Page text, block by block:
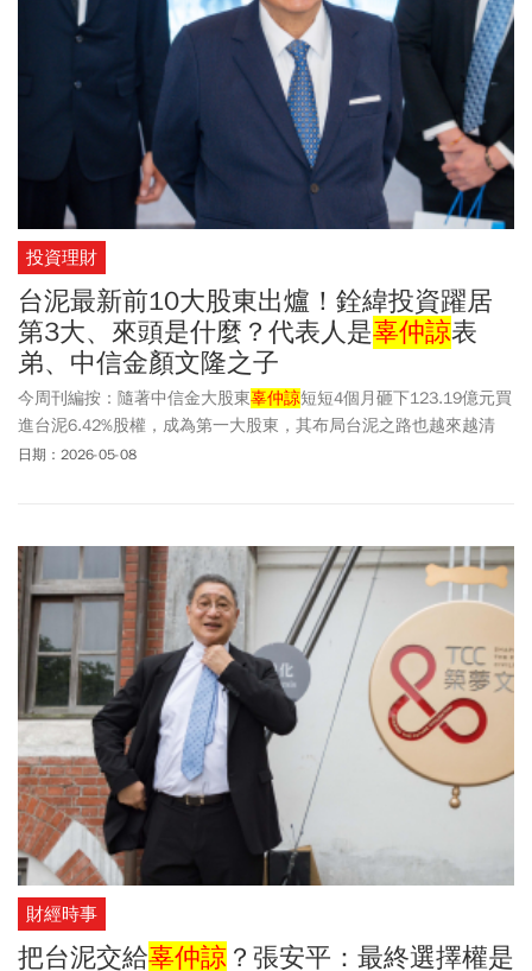
泥股價24.10元開出，漲幅0.62%。台泥股價自3月底的低檔22.5元反
彈，在4/8傳出中信金大股東
辜仲諒
砸100億買進持股後，最高拉升
到26.4元，近期回落至24至25元區間；隨著大股東們持續買進自家
股票，24元附近或成台泥股價地板區。
投資理財
台泥最新前10大股東出爐！銓緯投資躍居
第3大、來頭是什麼？代表人是辜仲諒表
弟、中信金顏文隆之子
今周刊編按：隨著中信金大股東辜仲諒短短4個月砸下123.19億元買
進台泥6.42%股權，成為第一大股東，其布局台泥之路也越來越清
晰。根據台泥最新公布年報，截至今年3月24日止，前十大股東出現
台泥(1101)股價週五（5/8）25.60元開出，盤中觸及25.70元，後續
微跌至25.35元、跌幅0.59%。
日期：2026-05-08
財經時事
把台泥交給辜仲諒 ？張安平：最終選擇權是